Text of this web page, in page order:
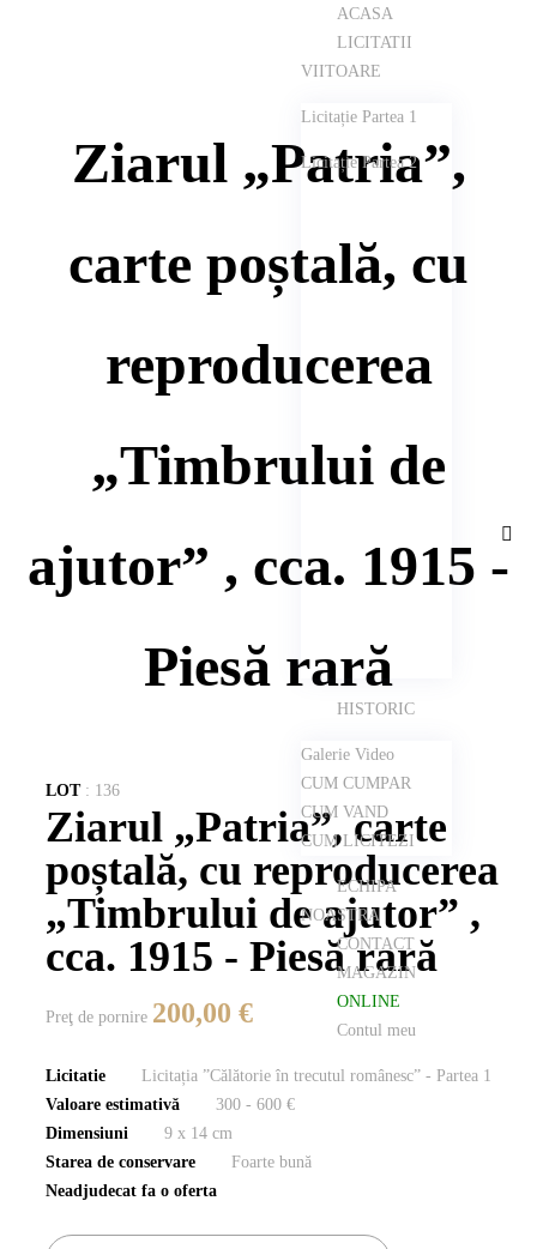
ACASA
LICITATII
VIITOARE
Licitație Partea 1
Licitație Partea 2
HISTORIC
Galerie Video
CUM CUMPAR
CUM VAND
CUM LICITEZI
ECHIPA
NOASTRA
CONTACT
MAGAZIN
ONLINE
Contul meu
Ziarul „Patria”,
carte poștală, cu
reproducerea
„Timbrului de
ajutor” , cca. 1915 -
Piesă rară
LOT: 136
Ziarul „Patria”, carte
poștală, cu reproducerea
„Timbrului de ajutor” ,
cca. 1915 - Piesă rară
Preţ de pornire 200,00 €
Licitatie
Licitația ”Călătorie în trecutul românesc” - Partea 1
Valoare estimativă
300 - 600 €
Dimensiuni
9 x 14 cm
Starea de conservare
Foarte bună
Neadjudecat fa o oferta